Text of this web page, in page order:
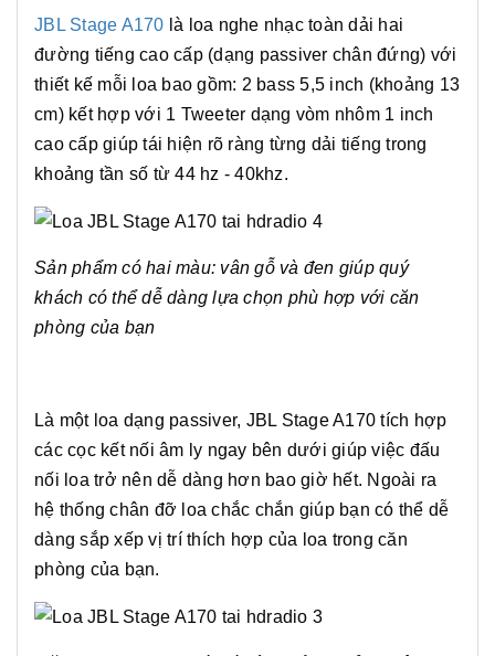
JBL Stage A170 là loa nghe nhạc toàn dải hai
đường tiếng cao cấp (dạng passiver chân đứng) với
thiết kế mỗi loa bao gồm: 2 bass 5,5 inch (khoảng 13
cm) kết hợp với 1 Tweeter dạng vòm nhôm 1 inch
cao cấp giúp tái hiện rõ ràng từng dải tiếng trong
khoảng tần số từ 44 hz - 40khz.
Sản phẩm có hai màu: vân gỗ và đen giúp quý
khách có thể dễ dàng lựa chọn phù hợp với căn
phòng của bạn
Là một loa dạng passiver, JBL Stage A170 tích hợp
các cọc kết nối âm ly ngay bên dưới giúp việc đấu
nối loa trở nên dễ dàng hơn bao giờ hết. Ngoài ra
hệ thống chân đỡ loa chắc chắn giúp bạn có thể dễ
dàng sắp xếp vị trí thích hợp của loa trong căn
phòng của bạn.